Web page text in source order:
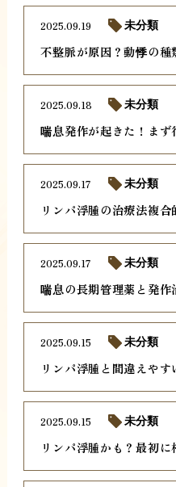
不整脈が原因？動悸の種
2025.09.19 未分類
喘息発作が起きた！まず
2025.09.18 未分類
リンパ浮腫の治療法複
2025.09.17 未分類
喘息の長期管理薬と発作
2025.09.17 未分類
リンパ浮腫と間違えや
2025.09.15 未分類
リンパ浮腫かも？最初
2025.09.15 未分類